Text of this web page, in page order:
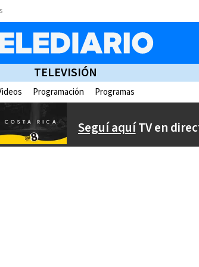
TELEVISIÓN
Programación Programas
Seguí aquíTV en